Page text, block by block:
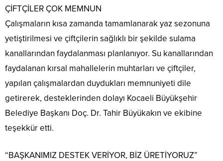
ÇİFTÇİLER ÇOK MEMNUN
Çalışmaların kısa zamanda tamamlanarak yaz sezonuna
yetiştirilmesi ve çiftçilerin sağlıklı bir şekilde sulama
kanallarından faydalanması planlanıyor. Su kanallarından
faydalanan kırsal mahallelerin muhtarları ve çiftçiler,
yapılan çalışmalardan duydukları memnuniyeti dile
getirerek, desteklerinden dolayı Kocaeli Büyükşehir
Belediye Başkanı Doç. Dr. Tahir Büyükakın ve ekibine
teşekkür etti.
“BAŞKANIMIZ DESTEK VERİYOR, BİZ ÜRETİYORUZ”